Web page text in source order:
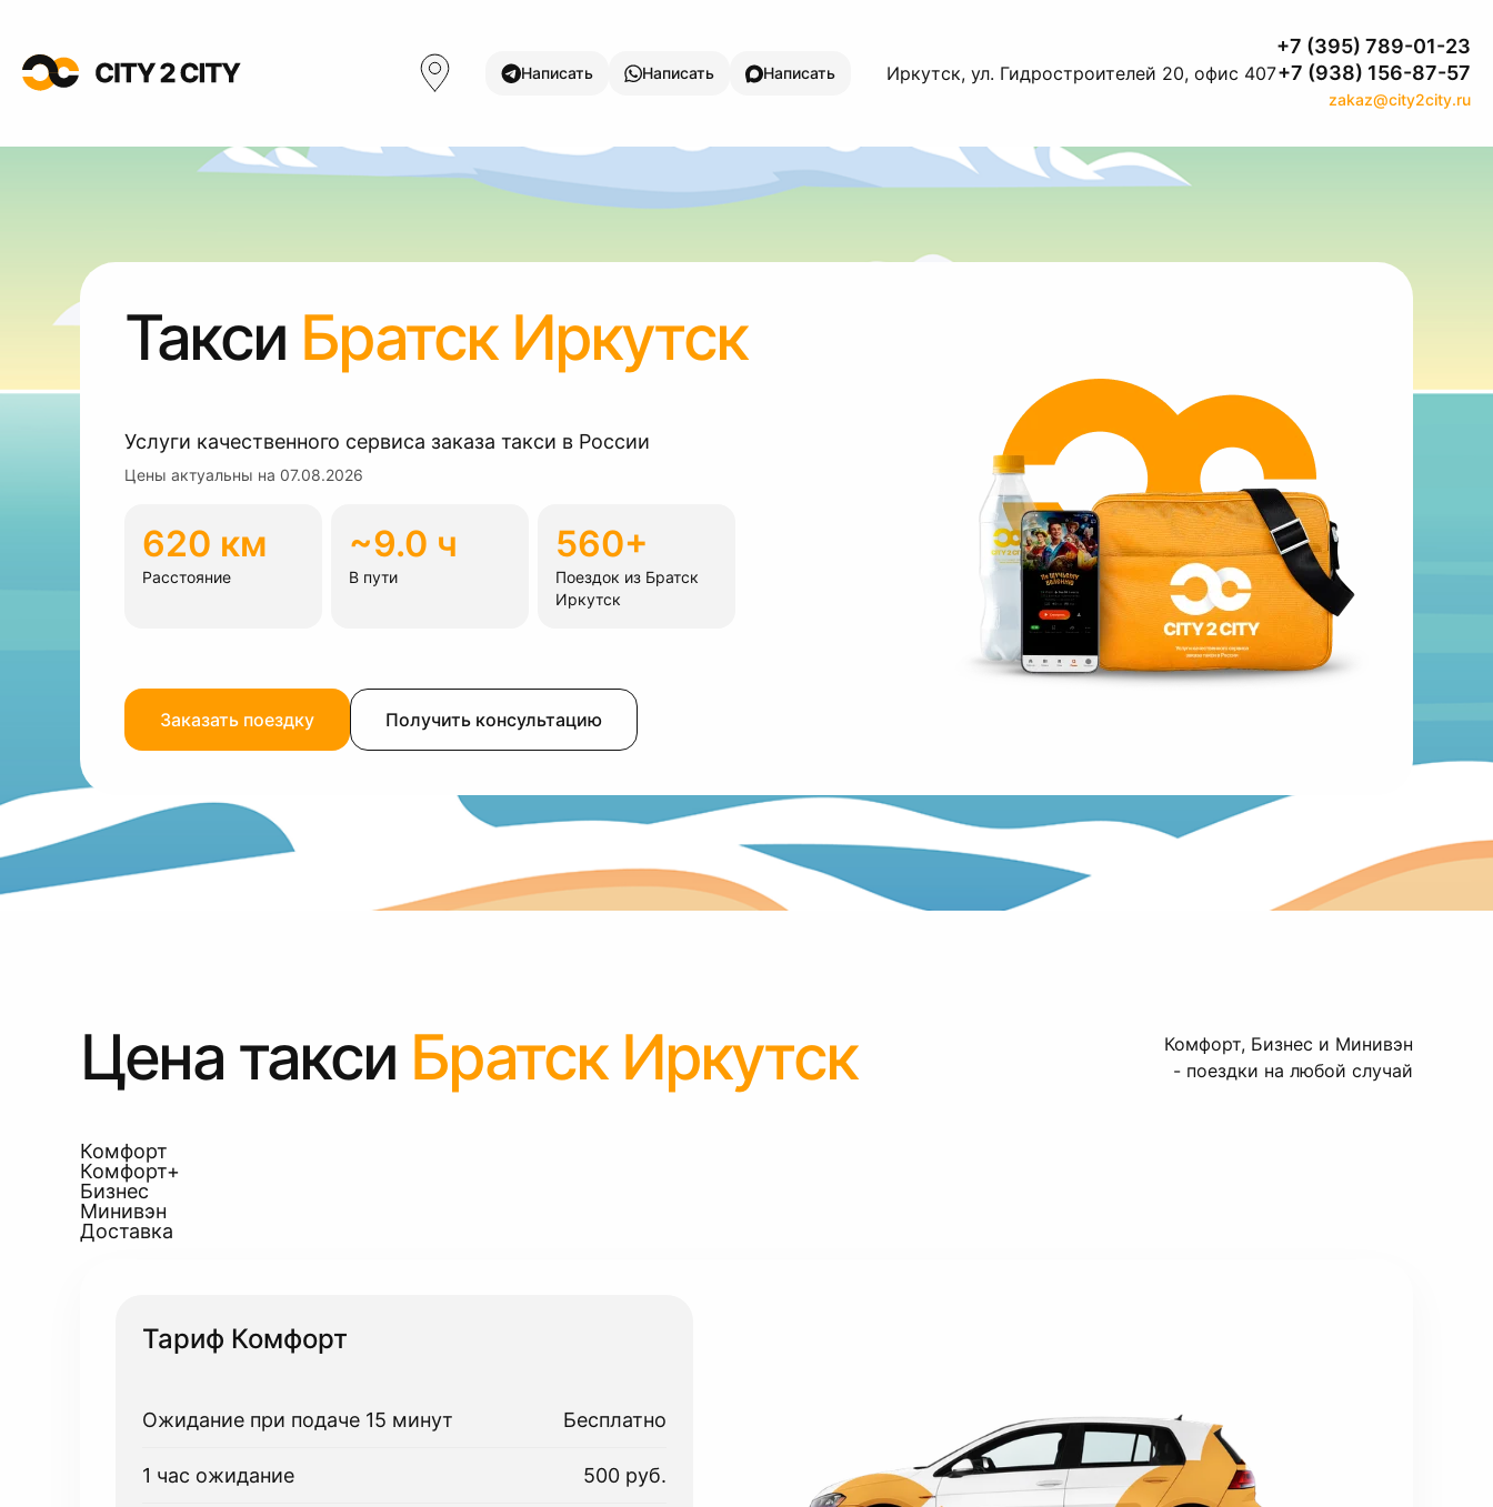
Написать Написать Написать Иркутск, ул. Гидростроителей 20, офис 407
+7 (395) 789-01-23
+7 (938) 156-87-57
zakaz@city2city.ru
Такси Братск Иркутск
Услуги качественного сервиса заказа такси в России
Цены актуальны на 07.08.2026
620 км
Расстояние
~9.0 ч
В пути
560+
Поездок из Братск
Иркутск
Заказать поездку Получить консультацию
Цена такси Братск Иркутск
Комфорт, Бизнес и Минивэн
- поездки на любой случай
Комфорт
Комфорт+
Бизнес
Минивэн
Доставка
Тариф Комфорт
Ожидание при подаче 15 минут Бесплатно
1 час ожидание 500 руб.